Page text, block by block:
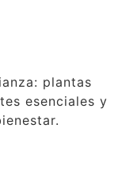
plantas
esenciales y